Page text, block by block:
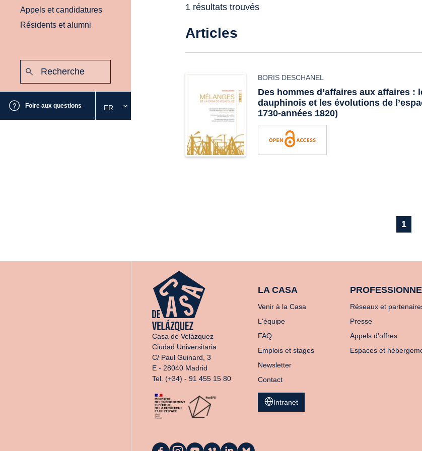
Appels et candidatures
Résidents et alumni
Foire aux questions
Sélectionnez
la
FR
1 résultats trouvés
Articles
BORIS DESCHANEL
Des hommes d’affaires aux affaires :
dauphinois et les évolutions de
1730-années 1820)
1
Casa de Velázquez
Ciudad Universitaria
C/ Paul Guinard, 3
E - 28040 Madrid
Tel. (+34) - 91 455 15 80
LA CASA
Venir à la Casa
L'équipe
FAQ
Emplois et stages
Newsletter
Contact
Réseaux et
Presse
Appels d'offres
Espaces et
Intranet